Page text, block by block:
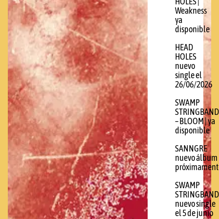
Weakness
ya
disponible
HEAD
HOLES
nuevo
single el
26/06/2026
SWAMP
STRINGBAND
– BLOOM | ya
disponible
SANNGRE
nuevo álbum
SWAMP
STRINGBAND
nuevo single
el 5 de junio